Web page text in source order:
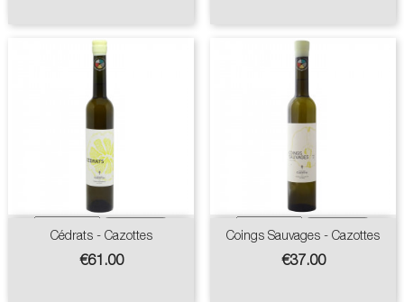
Cédrats - Cazottes
Price
€61.00
Coings Sauvages - Cazottes
Price
€37.00